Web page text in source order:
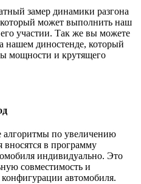
замер динамики разгона
может выполнить наш
участии. Так же вы можете
нашем диностенде, который
мощности и крутящего
алгоритмы по увеличению
в программу
индивидуально. Это
совместимость и
автомобиля.